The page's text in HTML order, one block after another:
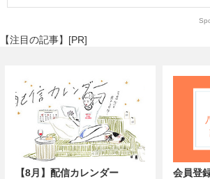
【注目の記事】[PR]
【8月】配信カレンダー
会員登